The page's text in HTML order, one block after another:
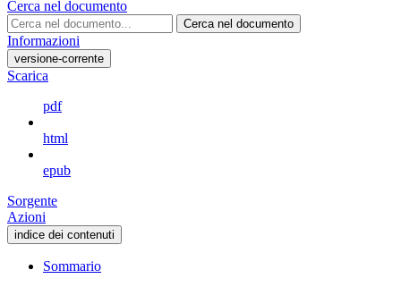
Cerca nel documento
Cerca nel documento
Informazioni
versione-corrente
Scarica
pdf
html
epub
Sorgente
Azioni
indice dei contenuti
Sommario